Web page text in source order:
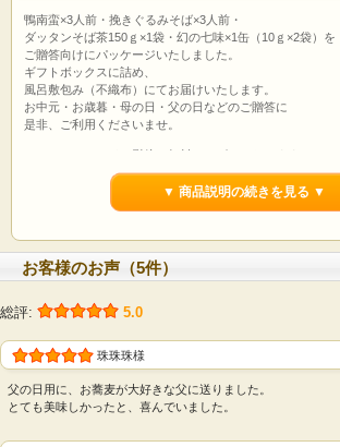
鴨南蛮×3人前・挽きぐるみそば×3人前・
ダッタンそば茶150ｇ×1袋・幻の七味×1缶（10ｇ×2袋）を
ご贈答向けにパッケージいたしました。
ギフトボックスに詰め、
風呂敷包み（不織布）にてお届けいたします。
お中元・お歳暮・母の日・父の日などのご贈答に
是非、ご利用くださいませ。
メッセージカード・熨斗は無料サービスいたします。
ご注文時、ショッピングカートでご指定ください。
ギフトボックス
▼ 商品説明の続きを見る ▼
お客様のお声（5件）
総評: 5.0
珠珠珠様
父の日用に、お蕎麦が大好きな父に送りました。
とても美味しかったと、喜んでいました。